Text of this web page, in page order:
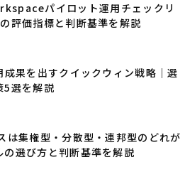
パイロット運用チェックリ
評価指標と判断基準を解説
成果を出すクイックウィン戦略｜選
5選を解説
は集権型・分散型・連邦型のどれが
の選び方と判断基準を解説